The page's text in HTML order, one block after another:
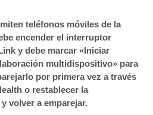
teléfonos móviles de la
encender el interruptor
y debe marcar «Iniciar
multidispositivo» para
por primera vez a través
o restablecer la
volver a emparejar.